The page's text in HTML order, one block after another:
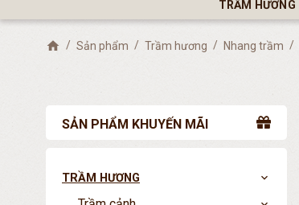
TRẦM HƯƠNG
Sản phẩm Trầm hương Nhang trầm
SẢN PHẨM KHUYẾN MÃI
TRẦM HƯƠNG expand_more